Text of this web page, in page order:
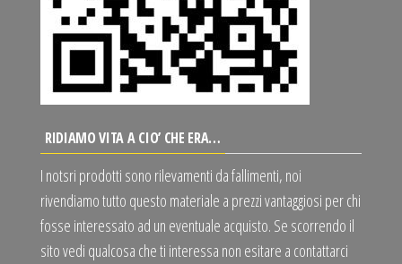
RIDIAMO VITA A CIO’ CHE ERA…
I notsri prodotti sono rilevamenti da fallimenti, noi
rivendiamo tutto questo materiale a prezzi vantaggiosi per chi
fosse interessato ad un eventuale acquisto. Se scorrendo il
sito vedi qualcosa che ti interessa non esitare a contattarci